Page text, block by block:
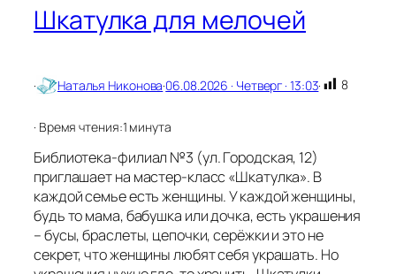
Шкатулка для мелочей
· Наталья Никонова·06.08.2026 · Четверг · 13:03· 8
· Время чтения:1 минута
Библиотека-филиал №3 (ул. Городская, 12)
приглашает на мастер-класс «Шкатулка». В
каждой семье есть женщины. У каждой женщины,
будь то мама, бабушка или дочка, есть украшения
– бусы, браслеты, цепочки, серёжки и это не
секрет, что женщины любят себя украшать. Но